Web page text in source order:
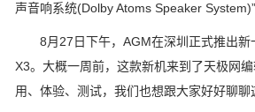
声音响系统(Dolby Atoms Speaker
8月27日下午，AGM在深圳正式推出
X3。大概一周前，这款新机来到了天极网
用、体验、测试，我们也想跟大家好好聊聊